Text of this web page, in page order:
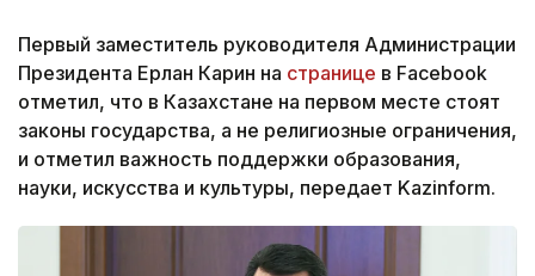
Первый заместитель руководителя Администрации
Президента Ерлан Карин на странице в Facebook
отметил, что в Казахстане на первом месте стоят
законы государства, а не религиозные ограничения,
и отметил важность поддержки образования,
науки, искусства и культуры, передает Kazinform.